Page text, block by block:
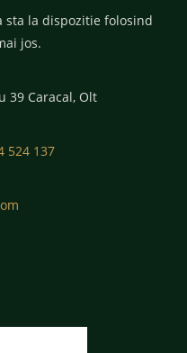
la dispozitie folosind
jos.
39 Caracal, Olt
524 137